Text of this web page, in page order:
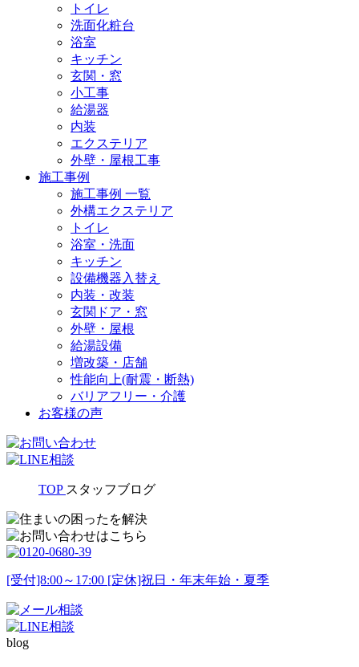
トイレ
洗面化粧台
浴室
キッチン
玄関・窓
小工事
給湯器
内装
エクステリア
外壁・屋根工事
施工事例
施工事例 一覧
外構エクステリア
トイレ
浴室・洗面
キッチン
設備機器入替え
内装・改装
玄関ドア・窓
外壁・屋根
給湯設備
増改築・店舗
性能向上(耐震・断熱)
バリアフリー・介護
お客様の声
TOP スタッフブログ
[受付]8:00～17:00 [定休]祝日・年末年始・夏季
blog